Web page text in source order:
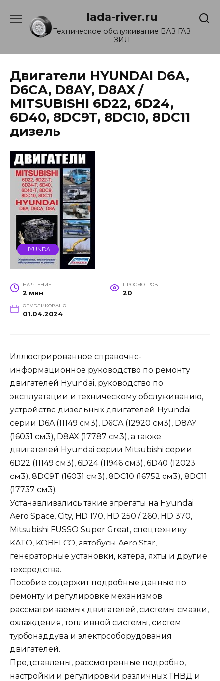
содержанию
lada-river.ru
Техническое обслуживание ВАЗ ГАЗ
ЗИЛ
Двигатели HYUNDAI D6A,
D6CA, D8AY, D8AX /
MITSUBISHI 6D22, 6D24,
6D40, 8DC9T, 8DC10, 8DC11
дизель
HYUNDAI
НА ЧТЕНИЕ
2 мин
ПРОСМОТРОВ
20
ОПУБЛИКОВАНО
01.04.2024
Иллюстрированное справочно-
информационное руководство по ремонту
двигателей Hyundai, руководство по
эксплуатации и техническому обслуживанию,
устройство дизельных двигателей Hyundai
серии D6A (11149 см3), D6CA (12920 см3), D8AY
(16031 см3), D8AX (17787 см3), а также
двигателей Hyundai серии Mitsubishi серии
6D22 (11149 см3), 6D24 (11946 см3), 6D40 (12023
см3), 8DC9T (16031 см3), 8DC10 (16752 см3), 8DC11
(17737 см3).
Устанавливались такие агрегаты на Hyundai
Aero Space, City, HD 170, HD 250 / 260, HD 370,
Mitsubishi FUSSO Super Great, спецтехнику
KATO, KOBELCO, автобусы Aero Star,
генераторные установки, катера, яхты и другие
техсредства.
Пособие содержит подробные данные по
ремонту и регулировке механизмов
рассматриваемых двигателей, системы смазки,
охлаждения, топливной системы, систем
турбонаддува и электрооборудования
двигателей.
Представлены, рассмотренные подробно,
настройки и регулировки различных ТНВД и